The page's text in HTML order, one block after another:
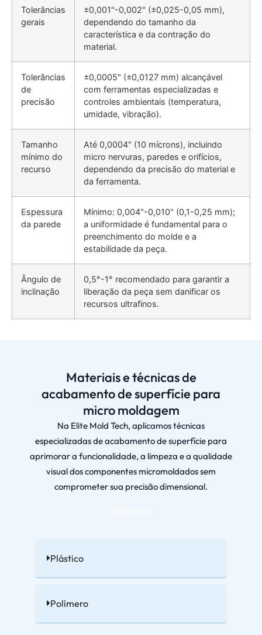
Tolerâncias
gerais
±0,001"-0,002" (±0,025-0,05 mm),
dependendo do tamanho da
característica e da contração do
material.
Tolerâncias
de
precisão
±0,0005" (±0,0127 mm) alcançável
com ferramentas especializadas e
controles ambientais (temperatura,
umidade, vibração).
Tamanho
mínimo do
recurso
Até 0,0004" (10 mícrons), incluindo
micro nervuras, paredes e orifícios,
dependendo da precisão do material e
da ferramenta.
Espessura
da parede
Mínimo: 0,004"-0,010" (0,1-0,25 mm);
a uniformidade é fundamental para o
preenchimento do molde e a
estabilidade da peça.
Ângulo de
inclinação
0,5°-1° recomendado para garantir a
liberação da peça sem danificar os
recursos ultrafinos.
Materiais e técnicas de
acabamento de superfície para
micro moldagem
Na Elite Mold Tech, aplicamos técnicas
especializadas de acabamento de superfície para
aprimorar a funcionalidade, a limpeza e a qualidade
visual dos componentes micromoldados sem
comprometer sua precisão dimensional.
Plástico
Polímero